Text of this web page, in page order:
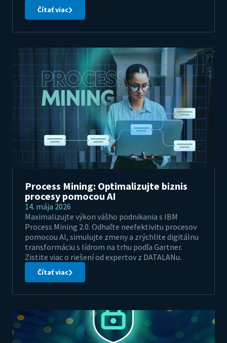
Čítať viac
Process Mining: Optimalizujte biznis
procesy pomocou AI
14. mája 2026
Maximalizujte výkon vášho podnikania s IBM
Process Mining 2.0. Odhaľte neefektivitu procesov
pomocou AI, simulujte zmeny a zrýchlite digitálnu
transformáciu s lídrom na trhu podľa Gartner.
Zistite viac o riešení od expertov z DATALANu.
Čítať viac